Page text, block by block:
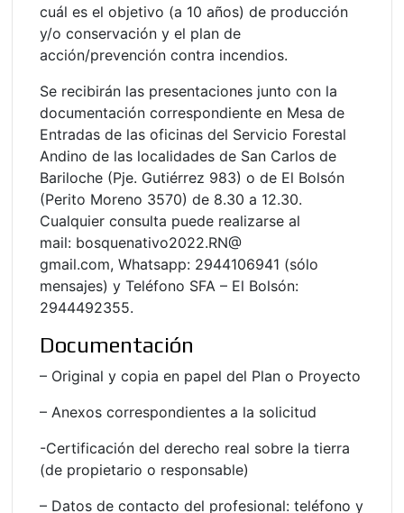
cuál es el objetivo (a 10 años) de producción
y/o conservación y el plan de
acción/prevención contra incendios.
Se recibirán las presentaciones junto con la
documentación correspondiente en Mesa de
Entradas de las oficinas del Servicio Forestal
Andino de las localidades de San Carlos de
Bariloche (Pje. Gutiérrez 983) o de El Bolsón
(Perito Moreno 3570) de 8.30 a 12.30.
Cualquier consulta puede realizarse al
mail: bosquenativo2022.RN@
gmail.com, Whatsapp: 2944106941 (sólo
mensajes) y Teléfono SFA – El Bolsón:
2944492355.
Documentación
– Original y copia en papel del Plan o Proyecto
– Anexos correspondientes a la solicitud
-Certificación del derecho real sobre la tierra
(de propietario o responsable)
– Datos de contacto del profesional: teléfono y